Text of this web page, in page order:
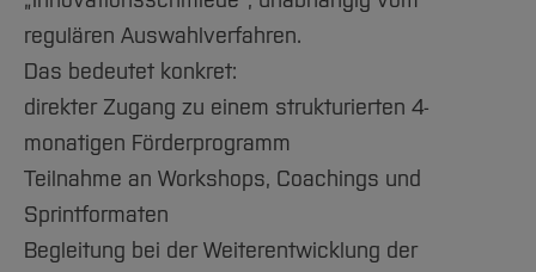
regulären Auswahlverfahren.
Das bedeutet konkret:
direkter Zugang zu einem strukturierten 4-
monatigen Förderprogramm
Teilnahme an Workshops, Coachings und
Sprintformaten
Begleitung bei der Weiterentwicklung der